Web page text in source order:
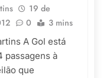
voos
Porto
19 de
0 3 mins
A Gol está
passagens à
que